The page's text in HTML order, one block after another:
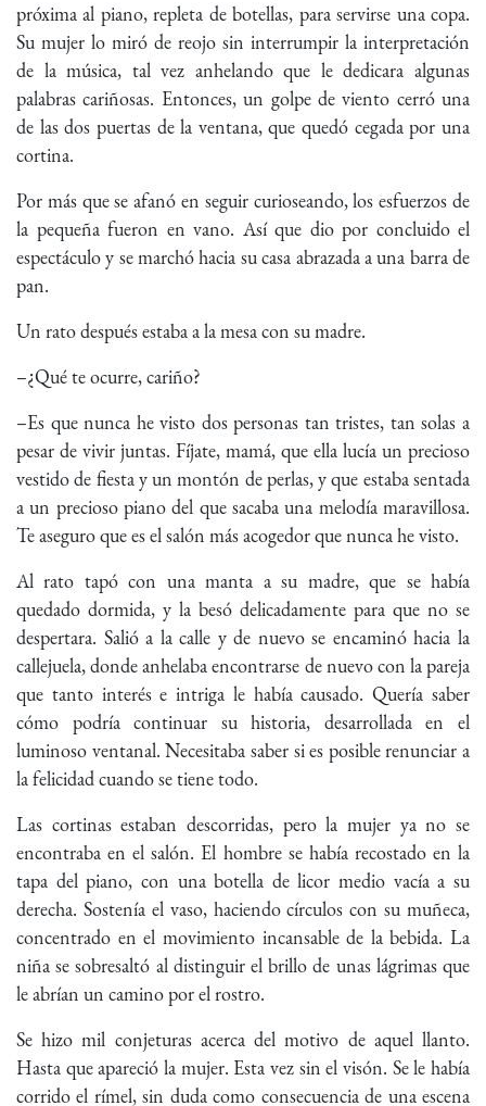
próxima al piano, repleta de botellas, para servirse una copa.
Su mujer lo miró de reojo sin interrumpir la interpretación
de la música, tal vez anhelando que le dedicara algunas
palabras cariñosas. Entonces, un golpe de viento cerró una
de las dos puertas de la ventana, que quedó cegada por una
cortina.
Por más que se afanó en seguir curioseando, los esfuerzos de
la pequeña fueron en vano. Así que dio por concluido el
espectáculo y se marchó hacia su casa abrazada a una barra de
pan.
Un rato después estaba a la mesa con su madre.
–¿Qué te ocurre, cariño?
–Es que nunca he visto dos personas tan tristes, tan solas a
pesar de vivir juntas. Fíjate, mamá, que ella lucía un precioso
vestido de fiesta y un montón de perlas, y que estaba sentada
a un precioso piano del que sacaba una melodía maravillosa.
Te aseguro que es el salón más acogedor que nunca he visto.
Al rato tapó con una manta a su madre, que se había
quedado dormida, y la besó delicadamente para que no se
despertara. Salió a la calle y de nuevo se encaminó hacia la
callejuela, donde anhelaba encontrarse de nuevo con la pareja
que tanto interés e intriga le había causado. Quería saber
cómo podría continuar su historia, desarrollada en el
luminoso ventanal. Necesitaba saber si es posible renunciar a
la felicidad cuando se tiene todo.
Las cortinas estaban descorridas, pero la mujer ya no se
encontraba en el salón. El hombre se había recostado en la
tapa del piano, con una botella de licor medio vacía a su
derecha. Sostenía el vaso, haciendo círculos con su muñeca,
concentrado en el movimiento incansable de la bebida. La
niña se sobresaltó al distinguir el brillo de unas lágrimas que
le abrían un camino por el rostro.
Se hizo mil conjeturas acerca del motivo de aquel llanto.
Hasta que apareció la mujer. Esta vez sin el visón. Se le había
corrido el rímel, sin duda como consecuencia de una escena